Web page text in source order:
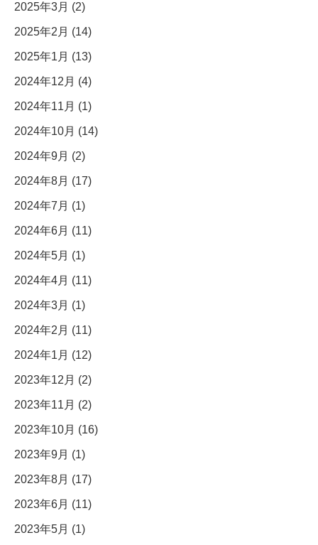
2025年3月 (2)
2025年2月 (14)
2025年1月 (13)
2024年12月 (4)
2024年11月 (1)
2024年10月 (14)
2024年9月 (2)
2024年8月 (17)
2024年7月 (1)
2024年6月 (11)
2024年5月 (1)
2024年4月 (11)
2024年3月 (1)
2024年2月 (11)
2024年1月 (12)
2023年12月 (2)
2023年11月 (2)
2023年10月 (16)
2023年9月 (1)
2023年8月 (17)
2023年6月 (11)
2023年5月 (1)